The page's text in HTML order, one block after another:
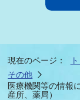
現在のページ：
その他
医療機関等の情報
産所、薬局）